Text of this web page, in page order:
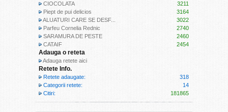
CIOCOLATA
3211
Piept de pui delicios
3164
ALUATURI CARE SE DESF...
3022
Parfeu Cornelia Rednic
2740
SARAMURA DE PESTE
2460
CATAIF
2454
Adauga o reteta
Adauga retete aici
Retete Info.
Retete adaugate:
318
Categorii retete:
14
Citiri:
181865